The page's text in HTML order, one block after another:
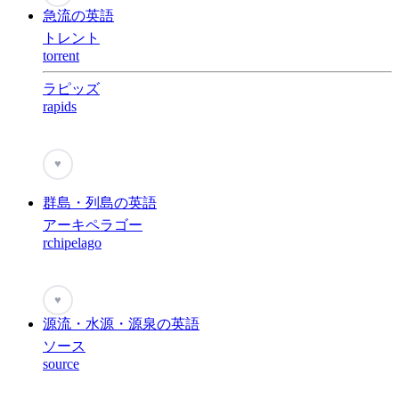
急流の英語
トレント
torrent
ラピッズ
rapids
♥
群島・列島の英語
アーキペラゴー
rchipelago
♥
源流・水源・源泉の英語
ソース
source